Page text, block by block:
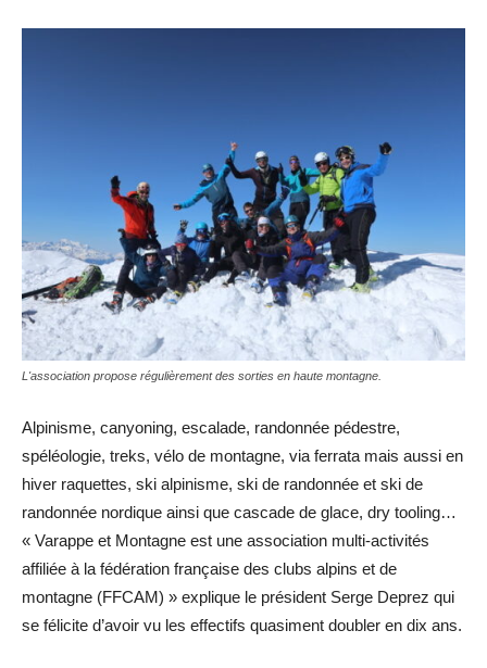
L'association propose régulièrement des sorties en haute montagne.
Alpinisme, canyoning, escalade, randonnée pédestre,
spéléologie, treks, vélo de montagne, via ferrata mais aussi en
hiver raquettes, ski alpinisme, ski de randonnée et ski de
randonnée nordique ainsi que cascade de glace, dry tooling…
« Varappe et Montagne est une association multi-activités
affiliée à la fédération française des clubs alpins et de
montagne (FFCAM) » explique le président Serge Deprez qui
se félicite d’avoir vu les effectifs quasiment doubler en dix ans.